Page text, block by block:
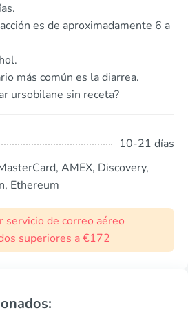
es de aproximadamente 6 a
más común es la diarrea.
ursobilane sin receta?
10-21 días
AMEX, Discovery,
Ethereum
servicio de correo aéreo
superiores a €172